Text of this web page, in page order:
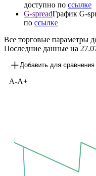
PГрафик цены
YГрафик
доступно поссылке
G-spreadГрафик G-
Последние данные на